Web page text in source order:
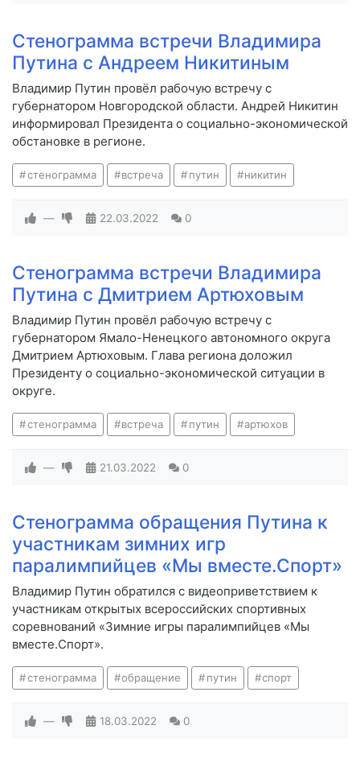
Стенограмма встречи Владимира
Путина с Андреем Никитиным
Владимир Путин провёл рабочую встречу с
губернатором Новгородской области. Андрей Никитин
информировал Президента о социально-экономической
обстановке в регионе.
стенограмма встреча путин никитин
— 22.03.2022 0
Стенограмма встречи Владимира
Путина с Дмитрием Артюховым
Владимир Путин провёл рабочую встречу с
губернатором Ямало-Ненецкого автономного округа
Дмитрием Артюховым. Глава региона доложил
Президенту о социально-экономической ситуации в
округе.
стенограмма встреча путин артюхов
— 21.03.2022 0
Стенограмма обращения Путина к
участникам зимних игр
паралимпийцев «Мы вместе.Спорт»
Владимир Путин обратился с видеоприветствием к
участникам открытых всероссийских спортивных
соревнований «Зимние игры паралимпийцев «Мы
вместе.Спорт».
стенограмма обращение путин спорт
— 18.03.2022 0